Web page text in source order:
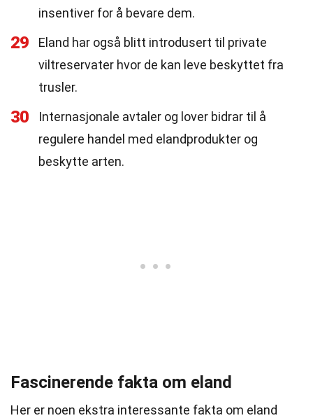
insentiver for å bevare dem.
29
Eland har også blitt introdusert til private
viltreservater hvor de kan leve beskyttet fra
trusler.
30
Internasjonale avtaler og lover bidrar til å
regulere handel med elandprodukter og
beskytte arten.
Fascinerende fakta om eland
Her er noen ekstra interessante fakta om eland